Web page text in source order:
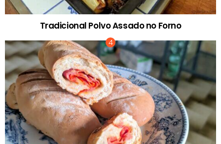
Tradicional Polvo Assado no Forno